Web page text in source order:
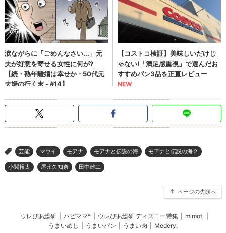
> 芸能 マウイ モアナ モアナと伝説の海 モアナと伝説の海２
小関裕太 屋比久知奈 田中雄二
ページの先頭へ
ウレぴあ総研 ハピママ* ウレぴあ総研 ディズニー特集 mimot.
うまいめし
うまいパン うまい肉 Medery.